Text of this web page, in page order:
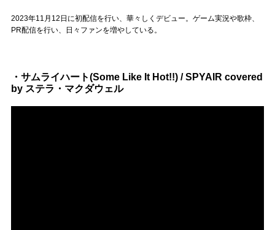
2023年11月12日に初配信を行い、華々しくデビュー。ゲーム実況や歌枠、
PR配信を行い、日々ファンを増やしている。
・サムライハート(Some Like It Hot!!) / SPYAIR covered
by ステラ・マクダウェル